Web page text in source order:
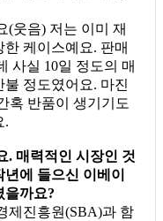
(웃음) 저는 이미 재
케이스예요. 판매
사실 10일 정도의 매
정도였어요. 마진
혹 반품이 생기기도
.
. 매력적인 시장인 것
에 들으신 이베이
을까요?
제진흥원(SBA)과 함